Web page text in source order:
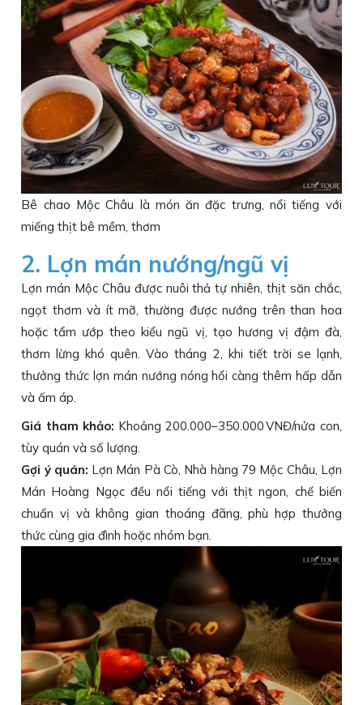
Bê chao Mộc Châu là món ăn đặc trưng, nổi tiếng với
miếng thịt bê mềm, thơm
2. Lợn mán nướng/ngũ vị
Lợn mán Mộc Châu được nuôi thả tự nhiên, thịt săn chắc,
ngọt thơm và ít mỡ, thường được nướng trên than hoa
hoặc tẩm ướp theo kiểu ngũ vị, tạo hương vị đậm đà,
thơm lừng khó quên. Vào tháng 2, khi tiết trời se lạnh,
thưởng thức lợn mán nướng nóng hổi càng thêm hấp dẫn
và ấm áp.
Giá tham khảo: Khoảng 200.000–350.000 VNĐ/nửa con,
tùy quán và số lượng.
Gợi ý quán: Lợn Mán Pà Cò, Nhà hàng 79 Mộc Châu, Lợn
Mán Hoàng Ngọc đều nổi tiếng với thịt ngon, chế biến
chuẩn vị và không gian thoáng đãng, phù hợp thưởng
thức cùng gia đình hoặc nhóm bạn.